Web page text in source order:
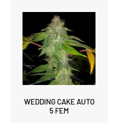
WEDDING CAKE AUTO
5 FEM